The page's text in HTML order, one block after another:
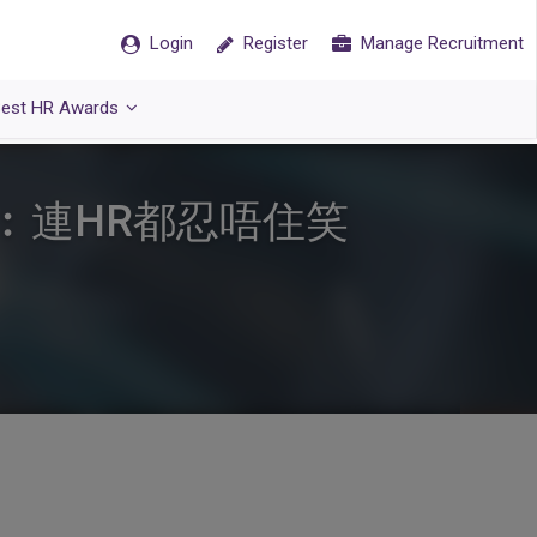
Login Register Manage Recruitment
HR Awards
連HR都忍唔住笑